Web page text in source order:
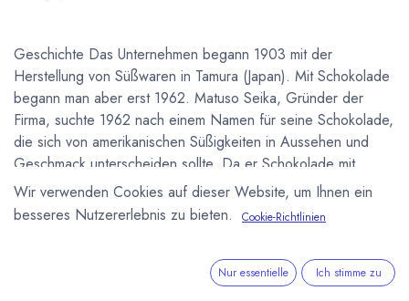
Geschichte Das Unternehmen begann 1903 mit der
Herstellung von Süßwaren in Tamura (Japan). Mit Schokolade
begann man aber erst 1962. Matuso Seika, Gründer der
Firma, suchte 1962 nach einem Namen für seine Schokolade,
die sich von amerikanischen Süßigkeiten in Aussehen und
Geschmack unterscheiden sollte. Da er Schokolade mit
Alpen und Almen verband suchte er auf einer Europakarte
nach einem passenden Namen. Als er "Tirol" las, war die
Entscheidung gefallen und seitdem gibt es Tirol Chocolate in
Schokolade und nicht das österreichische Bundesland.
Wir verwenden Cookies auf dieser Website, um Ihnen ein
besseres Nutzererlebnis zu bieten.
Cookie-Richtlinien
Nur essentielle Ich stimme zu